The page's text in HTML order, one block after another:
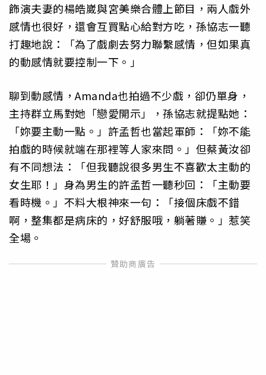
飾演夫妻的楊皓崴與宮美樂合體上節目，兩人戲外
感情也很好，還會互買點心給對方吃，孫協志一聽
打趣地說：「為了戲劇去努力聯繫感情，但如果真
的動感情就要控制一下。」
聊到動感情，Amanda也拍過不少戲，卻仍單身，
主持群立馬對她「戀愛開示」，孫協志就提點她：
「妳要主動一點。」許孟哲也當起軍師：「妳不能
拍戲的時候就端在那裡等人家來問。」但蔡黃汝卻
有不同想法：「但我聽說很多男生不喜歡太主動的
女生耶！」身為男生的許孟哲一聽秒回：「主動要
看時機。」不料大根神來一句：「接個床戲不錯
啊，整集都是病床的，好舒服哦，躺著賺。」惹笑
全場。